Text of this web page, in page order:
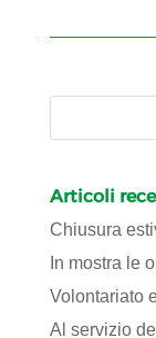
Articoli
Chiusura
In mostra le
Volontariato
Al servizio